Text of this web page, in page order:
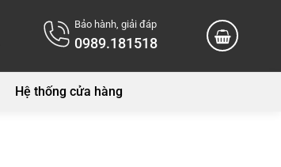
Bảo hành, giải đáp
0989.181518
Hệ thống cửa hàng